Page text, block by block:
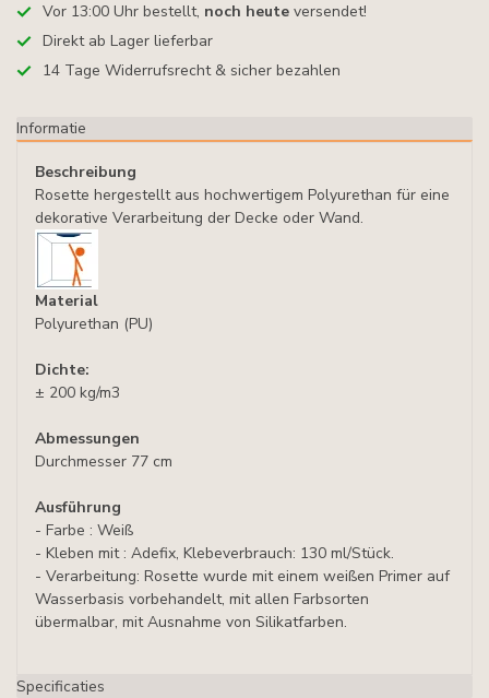
Vor 13:00 Uhr bestellt, noch heute versendet!
Direkt ab Lager lieferbar
14 Tage Widerrufsrecht & sicher bezahlen
Informatie
Beschreibung
Rosette hergestellt aus hochwertigem Polyurethan für eine
dekorative Verarbeitung der Decke oder Wand.
Material
Polyurethan (PU)
Dichte:
± 200 kg/m3
Abmessungen
Durchmesser 77 cm
Ausführung
- Farbe : Weiß
- Kleben mit : Adefix, Klebeverbrauch: 130 ml/Stück.
- Verarbeitung: Rosette wurde mit einem weißen Primer auf
Wasserbasis vorbehandelt, mit allen Farbsorten
übermalbar, mit Ausnahme von Silikatfarben.
Specificaties